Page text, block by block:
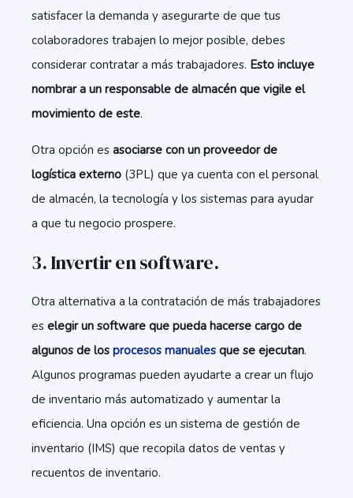
satisfacer la demanda y asegurarte de que tus
colaboradores trabajen lo mejor posible, debes
considerar contratar a más trabajadores. Esto incluye
nombrar a un responsable de almacén que vigile el
movimiento de este.
Otra opción es asociarse con un proveedor de
logística externo (3PL) que ya cuenta con el personal
de almacén, la tecnología y los sistemas para ayudar
a que tu negocio prospere.
3. Invertir en software.
Otra alternativa a la contratación de más trabajadores
es elegir un software que pueda hacerse cargo de
algunos de los procesos manuales que se ejecutan.
Algunos programas pueden ayudarte a crear un flujo
de inventario más automatizado y aumentar la
eficiencia. Una opción es un sistema de gestión de
inventario (IMS) que recopila datos de ventas y
recuentos de inventario.